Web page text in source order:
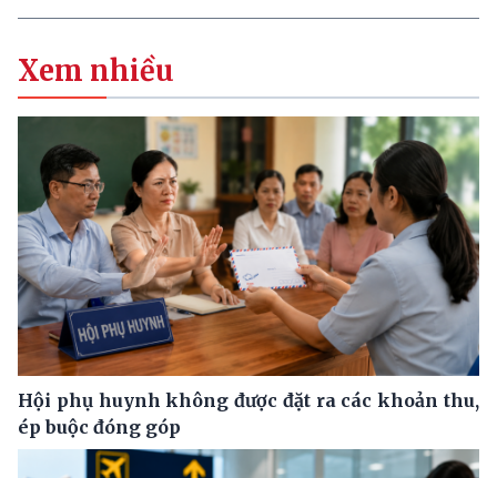
Xem nhiều
Hội phụ huynh không được đặt ra các khoản thu,
ép buộc đóng góp